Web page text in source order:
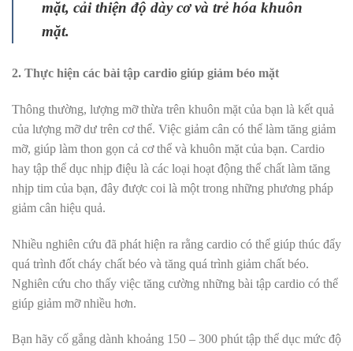
mặt, cải thiện độ dày cơ và trẻ hóa khuôn
mặt.
2. Thực hiện các bài tập cardio giúp giảm béo mặt
Thông thường, lượng mỡ thừa trên khuôn mặt của bạn là kết quả
của lượng mỡ dư trên cơ thể. Việc giảm cân có thể làm tăng giảm
mỡ, giúp làm thon gọn cả cơ thể và khuôn mặt của bạn. Cardio
hay tập thể dục nhịp điệu là các loại hoạt động thể chất làm tăng
nhịp tim của bạn, đây được coi là một trong những phương pháp
giảm cân hiệu quả.
Nhiều nghiên cứu đã phát hiện ra rằng cardio có thể giúp thúc đẩy
quá trình đốt cháy chất béo và tăng quá trình giảm chất béo.
Nghiên cứu cho thấy việc tăng cường những bài tập cardio có thể
giúp giảm mỡ nhiều hơn.
Bạn hãy cố gắng dành khoảng 150 – 300 phút tập thể dục mức độ